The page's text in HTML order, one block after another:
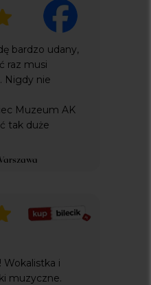
i
muzyczne.
bardzo udany,
raz musi
Nigdy nie
Muzeum AK
tak duże